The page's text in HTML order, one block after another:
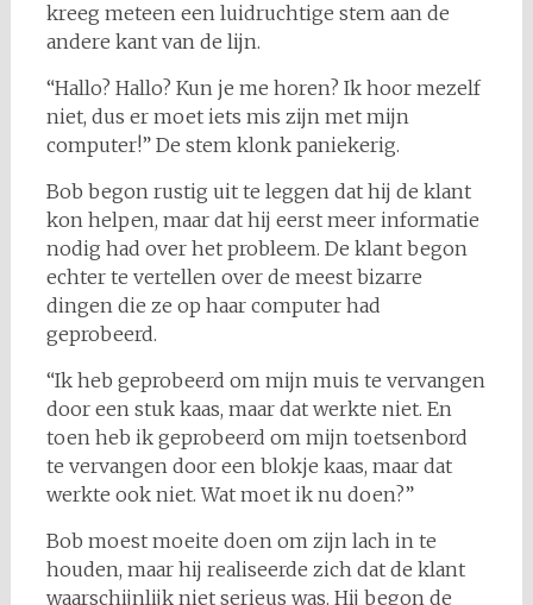
kreeg meteen een luidruchtige stem aan de
andere kant van de lijn.
“Hallo? Hallo? Kun je me horen? Ik hoor mezelf
niet, dus er moet iets mis zijn met mijn
computer!” De stem klonk paniekerig.
Bob begon rustig uit te leggen dat hij de klant
kon helpen, maar dat hij eerst meer informatie
nodig had over het probleem. De klant begon
echter te vertellen over de meest bizarre
dingen die ze op haar computer had
geprobeerd.
“Ik heb geprobeerd om mijn muis te vervangen
door een stuk kaas, maar dat werkte niet. En
toen heb ik geprobeerd om mijn toetsenbord
te vervangen door een blokje kaas, maar dat
werkte ook niet. Wat moet ik nu doen?”
Bob moest moeite doen om zijn lach in te
houden, maar hij realiseerde zich dat de klant
waarschijnlijk niet serieus was. Hij begon de